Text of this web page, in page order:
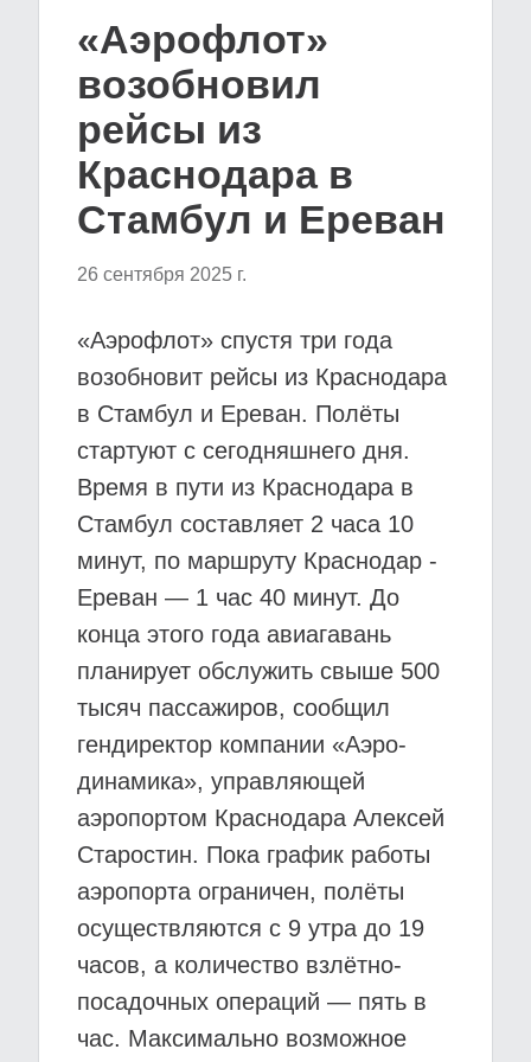
«Аэрофлот»
возобновил
рейсы из
Краснодара в
Стамбул и Ереван
26 сентября 2025 г.
«Аэрофлот» спустя три года
возобновит рейсы из Краснодара
в Стамбул и Ереван. Полёты
стартуют с сегодняшнего дня.
Время в пути из Краснодара в
Стамбул составляет 2 часа 10
минут, по маршруту Краснодар -
Ереван — 1 час 40 минут. До
конца этого года авиагавань
планирует обслужить свыше 500
тысяч пассажиров, сообщил
гендиректор компании «Аэро-
динамика», управляющей
аэропортом Краснодара Алексей
Старостин. Пока график работы
аэропорта ограничен, полёты
осуществляются с 9 утра до 19
часов, а количество взлётно-
посадочных операций — пять в
час. Максимально возможное